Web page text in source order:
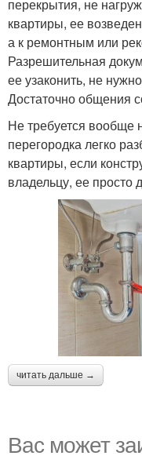
перекрытия, не
квартиры, ее
а к ремонтным или
Разрешительная
ее узаконить, не
Достаточно общения
Не требуется вообще
перегородка легко
квартиры, если
владельцу, ее просто
читать дальше →
Вас может